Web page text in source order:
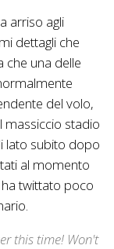
arriso agli
dettagli che
che una delle
del volo,
massiccio stadio
lato subito dopo
al momento
twittato poco
this time! Won't